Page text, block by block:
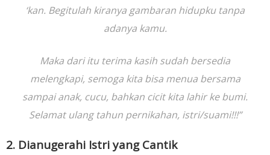
‘kan. Begitulah kiranya gambaran hidupku tanpa
adanya kamu.
Maka dari itu terima kasih sudah bersedia
melengkapi, semoga kita bisa menua bersama
sampai anak, cucu, bahkan cicit kita lahir ke bumi.
Selamat ulang tahun pernikahan, istri/suami!!!”
2. Dianugerahi Istri yang Cantik